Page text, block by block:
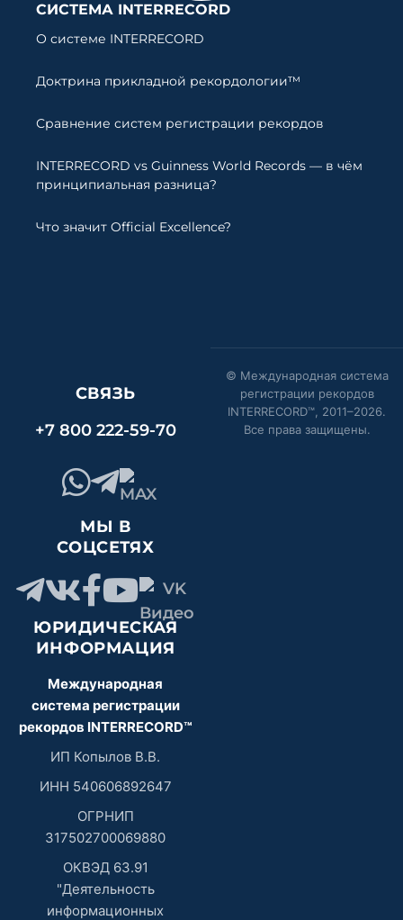
СИСТЕМА INTERRECORD
О системе INTERRECORD
Доктрина прикладной рекордологии™
Сравнение систем регистрации рекордов
INTERRECORD vs Guinness World Records — в чём
принципиальная разница?
Что значит Official Excellence?
СВЯЗЬ
+7 800 222-59-70
МЫ В
СОЦСЕТЯХ
ЮРИДИЧЕСКАЯ
ИНФОРМАЦИЯ
Международная
система регистрации
рекордов INTERRECORD™
ИП Копылов В.В.
ИНН 540606892647
ОГРНИП
317502700069880
ОКВЭД 63.91
"Деятельность
информационных
© Международная система
регистрации рекордов
INTERRECORD™, 2011–2026.
Все права защищены.